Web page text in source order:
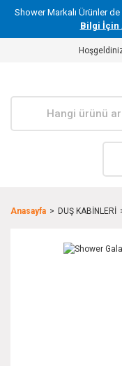
Shower Markalı Ürünler de
Bilgi İçin
Anasayfa DUŞ KABİNLERİ